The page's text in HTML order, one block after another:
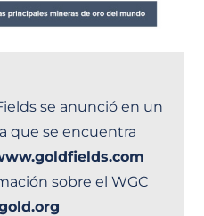
se anunció en un
que se encuentra
sobre el WGC